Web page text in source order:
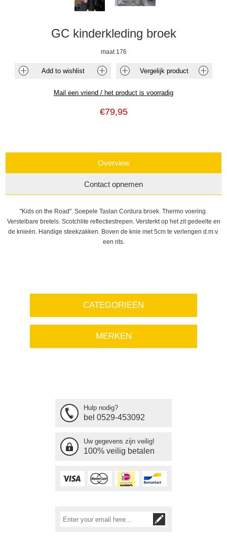
GC kinderkleding broek
maat 176
€79,95
Overview
Contact opnemen
"Kids on the Road". Soepele Taslan Cordura broek. Thermo voering.
Verstelbare bretels. Scotchlite reflectiestrepen. Versterkt op het zit gedeelte en
de knieën. Handige steekzakken. Boven de knie met 5cm te verlengen d.m.v.
een rits.
CATEGORIEËN
MERKEN
Hulp nodig?
bel 0529-453092
Uw gegevens zijn veilig!
100% veilig betalen